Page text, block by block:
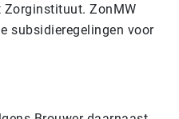
Zorginstituut. ZonMW
subsidieregelingen voor